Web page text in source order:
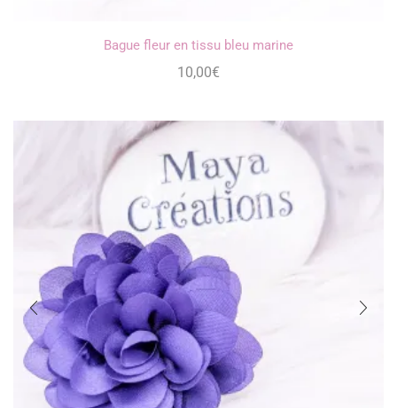
Bague fleur en tissu bleu marine
10,00€